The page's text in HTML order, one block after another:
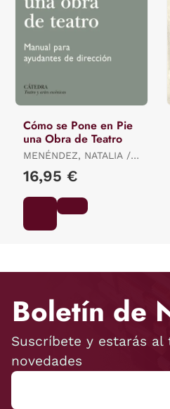
Cómo se Pone en Pie
una Obra de Teatro
MENÉNDEZ, NATALIA /
AMESTOY, AINHOA /
HERMIDA, CRISTINA /
16,95 €
Boletín de
Suscríbete y estarás
novedades